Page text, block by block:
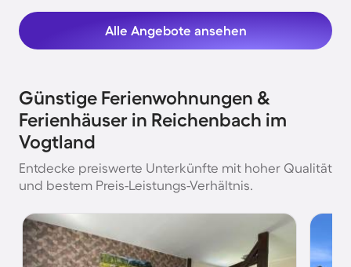
Alle Angebote ansehen
Günstige Ferienwohnungen &
Ferienhäuser in Reichenbach im
Vogtland
Entdecke preiswerte Unterkünfte mit hoher Qualität
und bestem Preis-Leistungs-Verhältnis.